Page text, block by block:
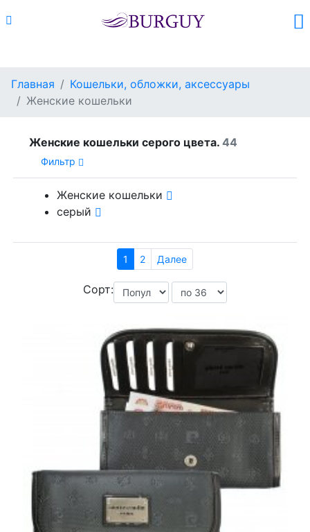
Главная
Кошельки, обложки, аксессуары
Женские кошельки
Женские кошельки серого цвета. 44
Фильтр
Женские кошельки
серый
1 2 Далее
Сорт: